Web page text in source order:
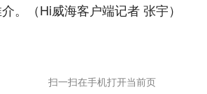
。（Hi威海客户端记者 张宇）
扫一扫在手机打开当前页